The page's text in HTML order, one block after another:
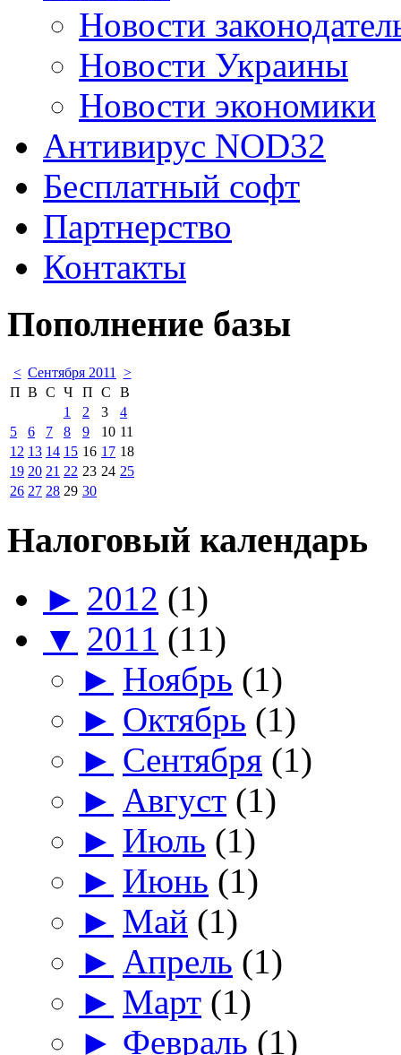
Новости
Новости Украины
Новости экономики
Антивирус NOD32
Бесплатный софт
Партнерство
Контакты
Пополнение базы
< Сентября 2011
>
П В С Ч П С
В
1
2 3
4
5
6 7 8 9 10 11
12 13 14 15 16 17 18
19 20 21 22 23 24 25
26 27 28 29 30
Налоговый календарь
► 2012 (1)
▼ 2011 (11)
► Ноябрь (1)
► Октябрь (1)
► Сентября (1)
► Август (1)
► Июль (1)
► Июнь (1)
► Май (1)
► Апрель (1)
► Март (1)
► Февраль (1)